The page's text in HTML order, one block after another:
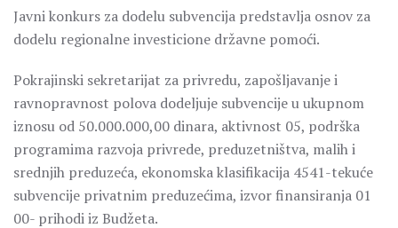
Javni konkurs za dodelu subvencija predstavlja osnov za
dodelu regionalne investicione državne pomoći.
Pokrajinski sekretarijat za privredu, zapošljavanje i
ravnopravnost polova dodeljuje subvencije u ukupnom
iznosu od 50.000.000,00 dinara, aktivnost 05, podrška
programima razvoja privrede, preduzetništva, malih i
srednjih preduzeća, ekonomska klasifikacija 4541-tekuće
subvencije privatnim preduzećima, izvor finansiranja 01
00- prihodi iz Budžeta.